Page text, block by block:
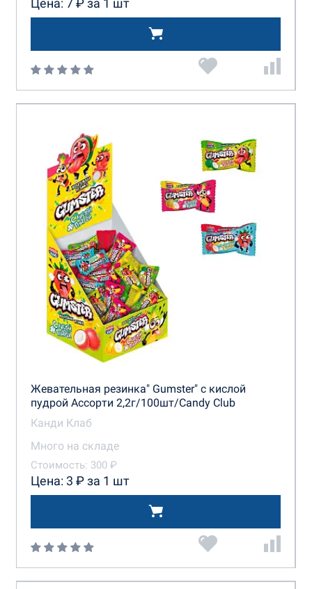
Цена: 7 ₽ за 1 шт
Жевательная резинка" Gumster" с кислой
пудрой Ассорти 2,2г/100шт/Candy Club
Канди Клаб
Много на складе
Стоимость: 300 ₽
Цена: 3 ₽ за 1 шт